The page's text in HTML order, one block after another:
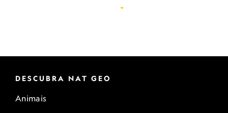
DESCUBRA NAT GEO
Animais